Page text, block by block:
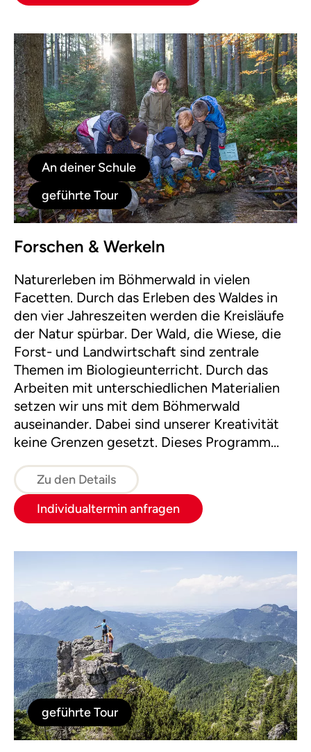
An deiner Schule
geführte Tour
Forschen & Werkeln
Naturerleben im Böhmerwald in vielen
Facetten. Durch das Erleben des Waldes in
den vier Jahreszeiten werden die Kreisläufe
der Natur spürbar. Der Wald, die Wiese, die
Forst- und Landwirtschaft sind zentrale
Themen im Biologieunterricht. Durch das
Arbeiten mit unterschiedlichen Materialien
setzen wir uns mit dem Böhmerwald
auseinander. Dabei sind unserer Kreativität
keine Grenzen gesetzt. Dieses Programm
Natur und stärkt die Klassengemeinschaft.
Zu den Details
Individualtermin anfragen
geführte Tour